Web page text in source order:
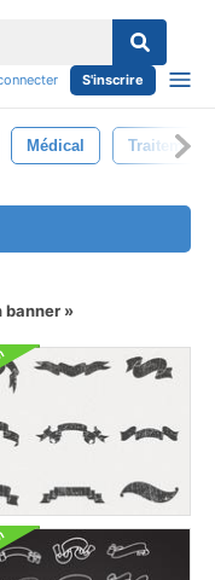
S'inscrire
Médical Traitement
banner